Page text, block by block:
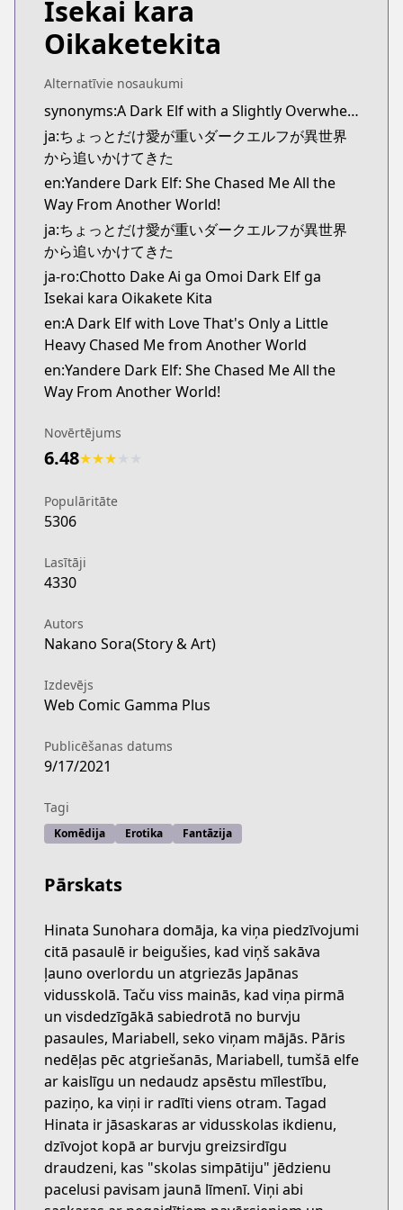
Kitsu
Kitsu
https://kitsu.app/manga/65586
MangaUpdates
https://www.mangaupdates.com/
Book☆Walker
Book☆Walker
https://bookwalker.jp/series/384344/list
Official English
Official English
https://sevenseasentertainment.com/series/
Isekai kara
Oikaketekita
Alternatīvie nosaukumi
synonyms:A Dark Elf with a Slightly Overwhelming Love Chased Me All the Way from Another World
ja:ちょっとだけ愛が重いダークエルフが異世界
から追いかけてきた
en:Yandere Dark Elf: She Chased Me All the
Way From Another World!
ja:ちょっとだけ愛が重いダークエルフが異世界
から追いかけてきた
ja-ro:Chotto Dake Ai ga Omoi Dark Elf ga
Isekai kara Oikakete Kita
en:A Dark Elf with Love That's Only a Little
Heavy Chased Me from Another World
en:Yandere Dark Elf: She Chased Me All the
Way From Another World!
Novērtējums
6.48★★★
Populāritāte
5306
Lasītāji
4330
Autors
Nakano Sora(Story & Art)
Izdevējs
Web Comic Gamma Plus
Publicēšanas datums
9/17/2021
Tagi
Komēdija Erotika Fantāzija
Pārskats
Hinata Sunohara domāja, ka viņa piedzīvojumi
citā pasaulē ir beigušies, kad viņš sakāva
ļauno overlordu un atgriezās Japānas
vidusskolā. Taču viss mainās, kad viņa pirmā
un visdedzīgākā sabiedrotā no burvju
pasaules, Mariabell, seko viņam mājās. Pāris
nedēļas pēc atgriešanās, Mariabell, tumšā elfe
ar kaislīgu un nedaudz apsēstu mīlestību,
paziņo, ka viņi ir radīti viens otram. Tagad
Hinata ir jāsaskaras ar vidusskolas ikdienu,
dzīvojot kopā ar burvju greizsirdīgu
draudzeni, kas "skolas simpātiju" jēdzienu
pacelusi pavisam jaunā līmenī. Viņi abi